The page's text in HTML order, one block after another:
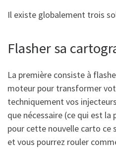
Il existe globalement trois
Flasher sa
La première consiste à
moteur pour transformer
techniquement vos
que nécessaire (ce qui est
pour cette nouvelle carto ce
et vous pourrez rouler